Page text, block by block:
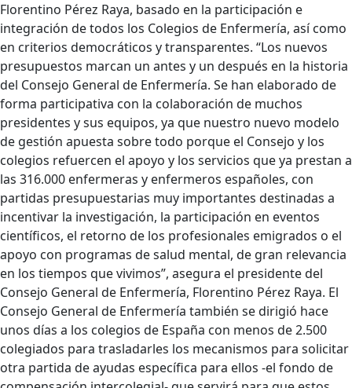
Florentino Pérez Raya, basado en la participación e
integración de todos los Colegios de Enfermería, así como
en criterios democráticos y transparentes. “Los nuevos
presupuestos marcan un antes y un después en la historia
del Consejo General de Enfermería. Se han elaborado de
forma participativa con la colaboración de muchos
presidentes y sus equipos, ya que nuestro nuevo modelo
de gestión apuesta sobre todo porque el Consejo y los
colegios refuercen el apoyo y los servicios que ya prestan a
las 316.000 enfermeras y enfermeros españoles, con
partidas presupuestarias muy importantes destinadas a
incentivar la investigación, la participación en eventos
científicos, el retorno de los profesionales emigrados o el
apoyo con programas de salud mental, de gran relevancia
en los tiempos que vivimos”, asegura el presidente del
Consejo General de Enfermería, Florentino Pérez Raya. El
Consejo General de Enfermería también se dirigió hace
unos días a los colegios de España con menos de 2.500
colegiados para trasladarles los mecanismos para solicitar
otra partida de ayudas específica para ellos -el fondo de